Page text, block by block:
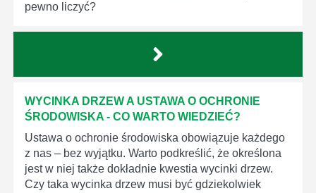
pewno liczyć?
WYCINKA DRZEW A USTAWA O OCHRONIE
ŚRODOWISKA - CO WARTO WIEDZIEĆ?
Ustawa o ochronie środowiska obowiązuje każdego
z nas – bez wyjątku. Warto podkreślić, że określona
jest w niej także dokładnie kwestia wycinki drzew.
Czy taka wycinka drzew musi być gdziekolwiek